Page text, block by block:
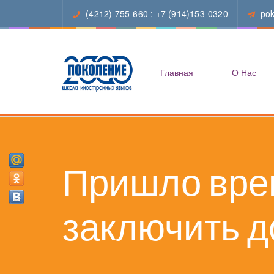
(4212) 755-660 ; +7 (914)153-0320
Главная О Нас
Пришло
заключить